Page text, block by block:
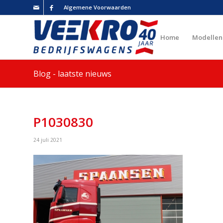
Algemene Voorwaarden
Home Modellen
Blog - laatste nieuws
P1030830
24 juli 2021